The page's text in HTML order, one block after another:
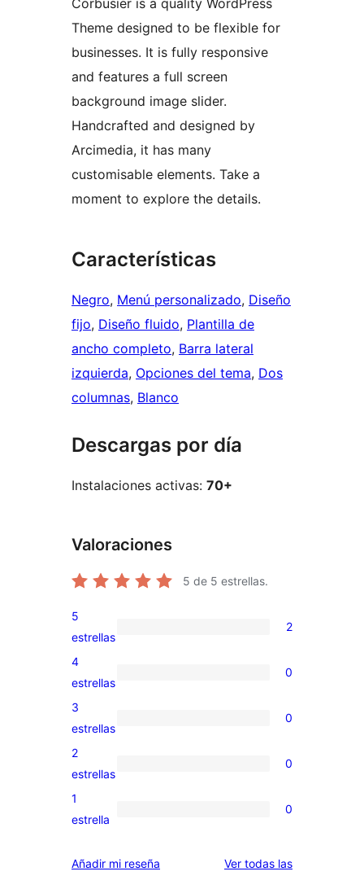
Corbusier is a quality WordPress
Theme designed to be flexible for
businesses. It is fully responsive
and features a full screen
background image slider.
Handcrafted and designed by
Arcimedia, it has many
customisable elements. Take a
moment to explore the details.
Características
Negro, Menú personalizado, Diseño
fijo, Diseño fluido, Plantilla de
ancho completo, Barra lateral
izquierda, Opciones del tema, Dos
columnas, Blanco
Descargas por día
Instalaciones activas: 70+
Valoraciones
5 de 5 estrellas.
2
valoraciones
de
5
estrellas
2
0
valoraciones
de
4
estrellas
0
0
valoraciones
de
3
estrellas
0
0
valoraciones
de
estrellas
2
estrellas
0
0
de
1
estrella
0
Añadir mi reseña Ver todas lasvaloraciones